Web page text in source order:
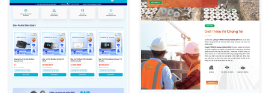
XEM THỬ XEM THỬ